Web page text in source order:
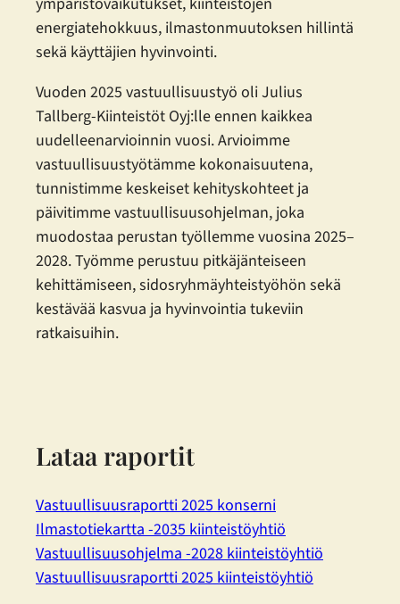
energiatehokkuus, ilmastonmuutoksen hillintä
sekä käyttäjien hyvinvointi.
Vuoden 2025 vastuullisuustyö oli Julius
Tallberg-Kiinteistöt Oyj:lle ennen kaikkea
uudelleenarvioinnin vuosi. Arvioimme
vastuullisuustyötämme kokonaisuutena,
tunnistimme keskeiset kehityskohteet ja
päivitimme vastuullisuusohjelman, joka
muodostaa perustan työllemme vuosina 2025–
2028. Työmme perustuu pitkäjänteiseen
kehittämiseen, sidosryhmäyhteistyöhön sekä
kestävää kasvua ja hyvinvointia tukeviin
ratkaisuihin.
Lataa raportit
Vastuullisuusraportti 2025 konserni
Ilmastotiekartta -2035 kiinteistöyhtiö
Vastuullisuusohjelma -2028 kiinteistöyhtiö
Vastuullisuusraportti 2025 kiinteistöyhtiö